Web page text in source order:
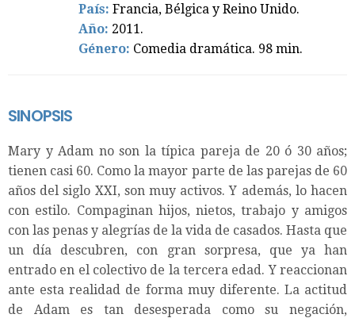
País: Francia, Bélgica y Reino Unido.
Año: 2011.
Género: Comedia dramática. 98 min.
SINOPSIS
Mary y Adam no son la típica pareja de 20 ó 30 años;
tienen casi 60. Como la mayor parte de las parejas de 60
años del siglo XXI, son muy activos. Y además, lo hacen
con estilo. Compaginan hijos, nietos, trabajo y amigos
con las penas y alegrías de la vida de casados. Hasta que
un día descubren, con gran sorpresa, que ya han
entrado en el colectivo de la tercera edad. Y reaccionan
ante esta realidad de forma muy diferente. La actitud
de Adam es tan desesperada como su negación,